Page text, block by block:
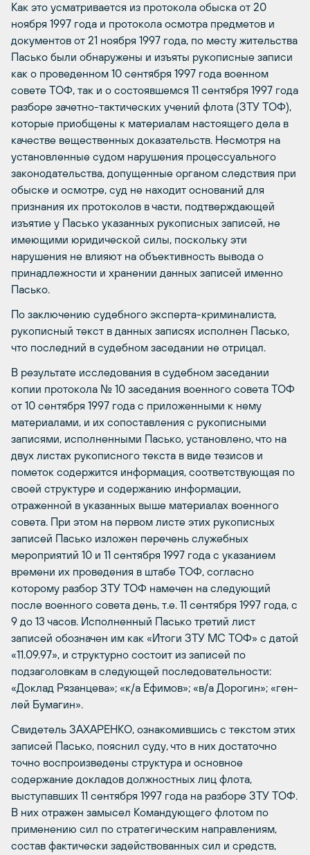
Как это усматривается из протокола обыска от 20
ноября 1997 года и протокола осмотра предметов и
документов от 21 ноября 1997 года, по месту жительства
Пасько были обнаружены и изъяты рукописные записи
как о проведенном 10 сентября 1997 года военном
совете ТОФ, так и о состоявшемся 11 сентября 1997 года
разборе зачетно-тактических учений флота (ЗТУ ТОФ),
которые приобщены к материалам настоящего дела в
качестве вещественных доказательств. Несмотря на
установленные судом нарушения процессуального
законодательства, допущенные органом следствия при
обыске и осмотре, суд не находит оснований для
признания их протоколов в части, подтверждающей
изъятие у Пасько указанных рукописных записей, не
имеющими юридической силы, поскольку эти
нарушения не влияют на объективность вывода о
принадлежности и хранении данных записей именно
Пасько.
По заключению судебного эксперта-криминалиста,
рукописный текст в данных записях исполнен Пасько,
что последний в судебном заседании не отрицал.
В результате исследования в судебном заседании
копии протокола № 10 заседания военного совета ТОФ
от 10 сентября 1997 года с приложенными к нему
материалами, и их сопоставления с рукописными
записями, исполненными Пасько, установлено, что на
двух листах рукописного текста в виде тезисов и
пометок содержится информация, соответствующая по
своей структуре и содержанию информации,
отраженной в указанных выше материалах военного
совета. При этом на первом листе этих рукописных
записей Пасько изложен перечень служебных
мероприятий 10 и 11 сентября 1997 года с указанием
времени их проведения в штабе ТОФ, согласно
которому разбор ЗТУ ТОФ намечен на следующий
после военного совета день, т.е. 11 сентября 1997 года, с
9 до 13 часов. Исполненный Пасько третий лист
записей обозначен им как «Итоги ЗТУ МС ТОФ» с датой
«11.09.97», и структурно состоит из записей по
подзаголовкам в следующей последовательности:
«Доклад Рязанцева»; «к/а Ефимов»; «в/а Дорогин»; «ген-
лей Бумагин».
Свидетель ЗАХАРЕНКО, ознакомившись с текстом этих
записей Пасько, пояснил суду, что в них достаточно
точно воспроизведены структура и основное
содержание докладов должностных лиц флота,
выступавших 11 сентября 1997 года на разборе ЗТУ ТОФ.
В них отражен замысел Командующего флотом по
применению сил по стратегическим направлениям,
состав фактически задействованных сил и средств,